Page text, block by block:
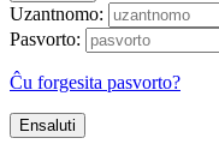
Uzantnomo:
Pasvorto:
Ĉu forgesita pasvorto?
Ensaluti